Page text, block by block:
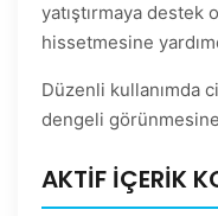
yatıştırmaya
hissetmesine
Düzenli kullanımda
dengeli
AKTİF İÇERİK